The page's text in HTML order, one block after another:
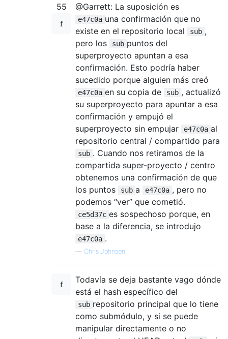
55 @Garrett: La suposición es
e47c0a una confirmación que no
existe en el repositorio local
sub ,
pero los
sub puntos del
superproyecto apuntan a esa
confirmación. Esto podría haber
sucedido porque alguien más creó
e47c0a en su copia de sub , actualizó
su superproyecto para apuntar a esa
confirmación y empujó el
superproyecto sin empujar
e47c0a al
repositorio central / compartido para
sub . Cuando nos retiramos de la
compartida super-proyecto / centro
obtenemos una confirmación de que
los puntos
sub a e47c0a , pero no
podemos “ver” que cometió.
ce5d37c es sospechoso porque, en
base a la diferencia, se introdujo
e47c0a .
— Chris Johnsen
Todavía se deja bastante vago dónde
está el hash específico del
sub repositorio principal que lo tiene
como submódulo, y si se puede
manipular directamente o no